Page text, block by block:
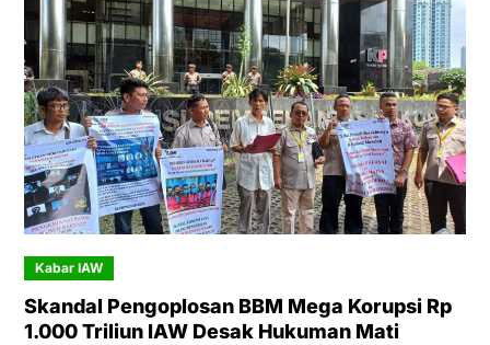
Kabar IAW
Skandal Pengoplosan BBM Mega Korupsi Rp
1.000 Triliun IAW Desak Hukuman Mati